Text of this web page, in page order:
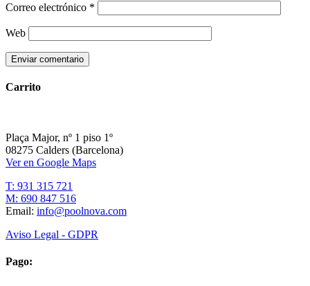
Correo electrónico *
Web
Carrito
Plaça Major, nº 1 piso 1º
08275 Calders (Barcelona)
Ver en Google Maps
T: 931 315 721
M: 690 847 516
Email: info@poolnova.com
Aviso Legal - GDPR
Pago: